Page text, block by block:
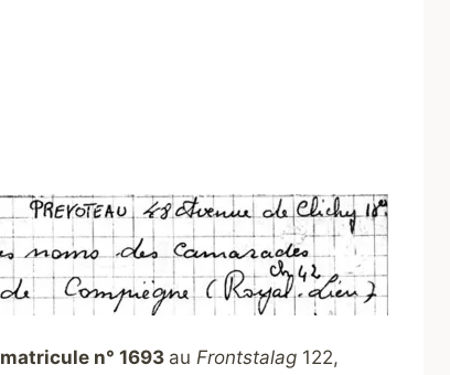
matricule n° 1693 au Frontstalag122,